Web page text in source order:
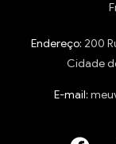
Endereço: 200
Cidade
E-mail: